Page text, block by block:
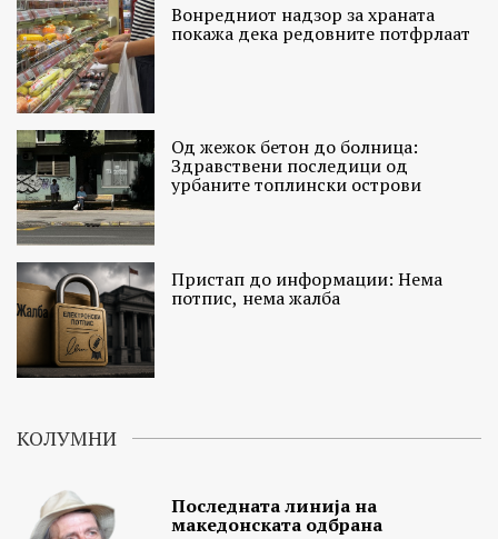
Вонредниот надзор за храната
покажа дека редовните потфрлаат
Од жежок бетон до болница:
Здравствени последици од
урбаните топлински острови
Пристап до информации: Нема
потпис, нема жалба
КОЛУМНИ
Последната линија на
македонската одбрана